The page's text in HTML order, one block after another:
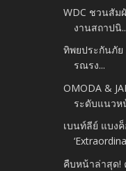
WDC ชวนสัม
งานสถาปนิ
ทิพยประกันภัย
รณรง...
OMODA &
ระดับแนวห
เบนท์ลีย์ แบง
คืบหน้าล่าสุด!